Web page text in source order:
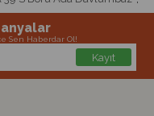
Sen Haberdar Ol!
Kayıt